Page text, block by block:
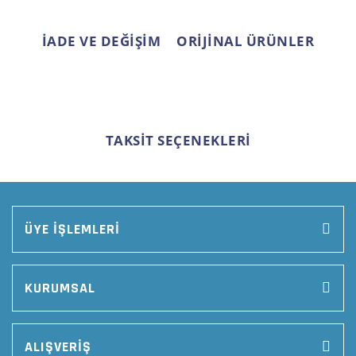
İADE VE DEĞİŞİM ORİJİNAL ÜRÜNLER
TAKSİT SEÇENEKLERİ
ÜYE İŞLEMLERİ
KURUMSAL
ALIŞVERİŞ